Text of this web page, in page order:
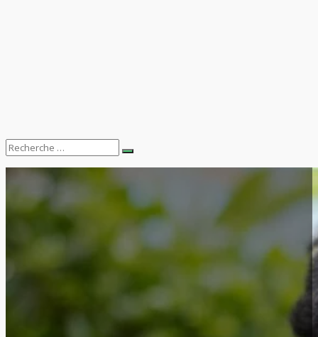
Search
for:
Recherche